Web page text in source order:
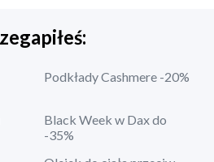
Podkłady Cashmere -20%
Black Week w Dax do
-35%